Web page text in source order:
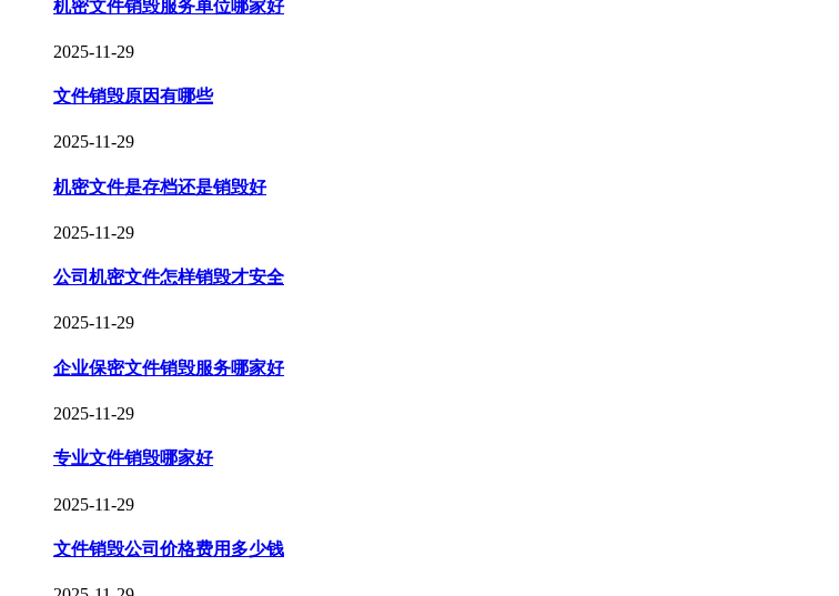
机密文件销毁服务单位哪家好
2025-11-29
文件销毁原因有哪些
2025-11-29
机密文件是存档还是销毁好
2025-11-29
公司机密文件怎样销毁才安全
2025-11-29
企业保密文件销毁服务哪家好
2025-11-29
专业文件销毁哪家好
2025-11-29
文件销毁公司价格费用多少钱